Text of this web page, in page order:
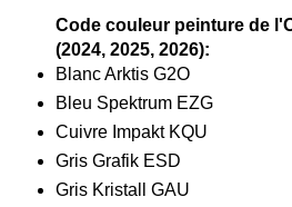
Code couleur peinture de
(2024, 2025, 2026):
Blanc Arktis G2O
Bleu Spektrum EZG
Cuivre Impakt KQU
Gris Grafik ESD
Gris Kristall GAU